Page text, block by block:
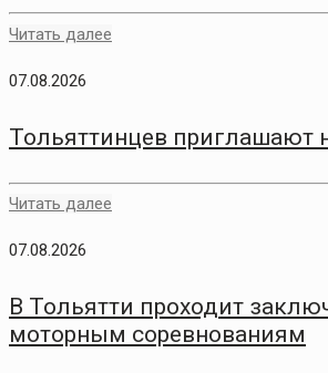
Читать далее
07.08.2026
Тольяттинцев приглашают
Читать далее
07.08.2026
В Тольятти проходит
моторным соревнованиям